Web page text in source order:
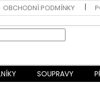
OBCHODNÍ PODMÍNKY
SOUPRAVY